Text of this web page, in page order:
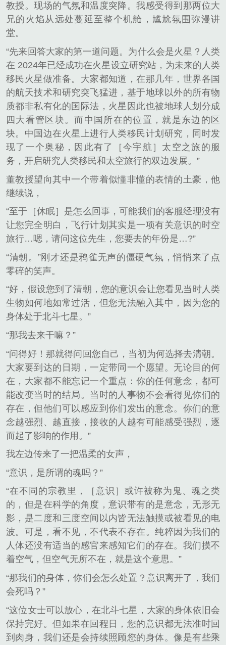
教授。现场的气氛和温度突降。我感受得到那两位大
兄的火焰从远处蔓延至整个机舱，尴尬氛围弥漫讲
堂。
“先来回答大家的第一道问题。为什么会是火星？人类
在 2024年已经成功在火星设立研究站，为未来的人类
移民火星做准备。大家都知道，在那几年，世界各国
的航天技术和研究突飞猛进，基于地球以外的所有物
质都非私有化的国际法，火星因此也被地球人划分成
四大看管区块。而中国所在的位置，就是东边的区
块。中国边在火星上进行人类移民计划研究，同时发
现了一个奥秘，因此有了［今宇航］太空之旅的服
务，开启研究人类移民和太空旅行的双边发展。”
董教授望向其中一个带着似懂非懂的表情的土豪，他
继续说，
“至于［休眠］是怎么回事，可能我们的客服经理没有
让您完全明白，飞行计划其实是一项有关意识的时空
旅行…嗯，请问这位先生，您要去的年份是…?”
“清朝。”刚才还是鸦雀无声的僵硬气氛，悄悄来了点
零碎的笑声。
“好，假设您到了清朝，您的意识会让您看见当时人类
生物如何地如常过活，但您无法融入其中，因为您的
身体处于北斗七星。”
“那我去来干嘛？”
“问得好！那就得问回您自己，当初为何选择去清朝。
大家要到达的日期，一定带同一个愿望。无论目的何
在，大家都不能忘记一个重点：你的任何意念，都可
能改变当时的结局。当时的人事物不会看得见你们的
存在，但他们可以感应到你们发出的意念。你们的意
念越强烈、越直接，接收的人越有可能感受强烈，逐
而起了影响的作用。”
我左边传来了一把温柔的女声，
“意识，是所谓的魂吗？”
“在不同的宗教里，［意识］或许被称为鬼、魂之类
的，但是在科学的角度，意识带有的是意念，无形无
影，是二度和三度空间以内皆无法触摸或被看见的电
波。可是，看不见，不代表不存在。纯粹因为我们的
人体还没有适当的感官来感知它们的存在。我们摸不
着空气，但空气无所不在，就是这个意思。”
“那我们的身体，你们会怎么处置？意识离开了，我们
会死吗？”
“这位女士可以放心，在北斗七星，大家的身体依旧会
保持完好。但如果在回程日，您的意识都无法准时回
到肉身，我们还是会持续照顾您的身体。像是有些乘